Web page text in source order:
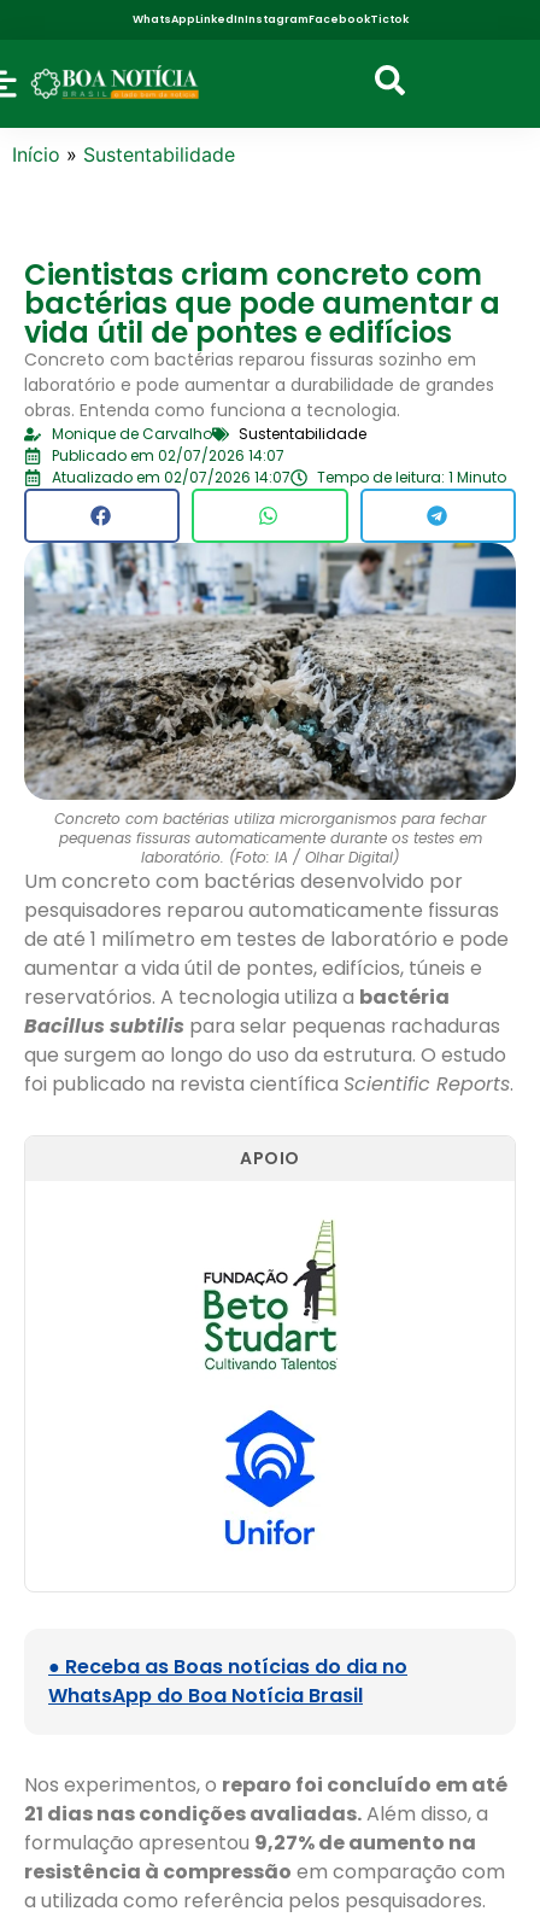
WhatsAppLinkedInInstagramFacebookTictok
Início » Sustentabilidade
Cientistas criam concreto com
bactérias que pode aumentar a
vida útil de pontes e edifícios
Concreto com bactérias reparou fissuras sozinho em
laboratório e pode aumentar a durabilidade de grandes
obras. Entenda como funciona a tecnologia.
Monique de Carvalho
Sustentabilidade
Publicado em 02/07/2026 14:07
Atualizado em 02/07/2026 14:07
Tempo de leitura: 1 Minuto
Concreto com bactérias utiliza microrganismos para fechar
pequenas fissuras automaticamente durante os testes em
laboratório. (Foto: IA / Olhar Digital)
Um concreto com bactérias desenvolvido por
pesquisadores reparou automaticamente fissuras
de até 1 milímetro em testes de laboratório e pode
aumentar a vida útil de pontes, edifícios, túneis e
reservatórios. A tecnologia utiliza a bactéria
Bacillus subtilis para selar pequenas rachaduras
que surgem ao longo do uso da estrutura. O estudo
foi publicado na revista científica Scientific Reports.
APOIO
● Receba as Boas notícias do dia no
WhatsApp do Boa Notícia Brasil
Nos experimentos, o reparo foi concluído em até
21 dias nas condições avaliadas.Além disso, a
formulação apresentou 9,27% de aumento na
resistência à compressão em comparação com
a utilizada como referência pelos pesquisadores.